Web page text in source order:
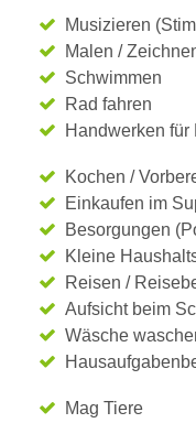
Musizieren
Malen /
Schwimmen
Rad fahren
Handwerken
Kochen /
Einkaufen im
Besorgungen
Kleine
Reisen /
Aufsicht beim
Wäsche
Mag Tiere